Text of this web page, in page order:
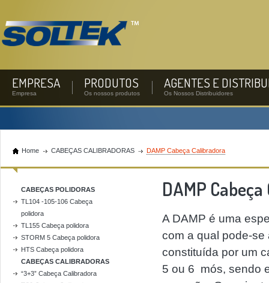
EMPRESA
Empresa
PRODUTOS
Os nossos produtos
AGENTES E
Os Nossos Distribuidores
Home CABEÇAS CALIBRADORAS DAMP Cabeça Calibradora
CABEÇAS POLIDORAS
TL104 -105-106 Cabeça
polidora
TL155 Cabeça polidora
STORM 5 Cabeça polidora
HTS Cabeça polidora
CABEÇAS CALIBRADORAS
“3+3” Cabeça Calibradora
DAMP
A DAMP é uma
com a qual pode-se
constituída por um
5 ou 6 mós, sendo